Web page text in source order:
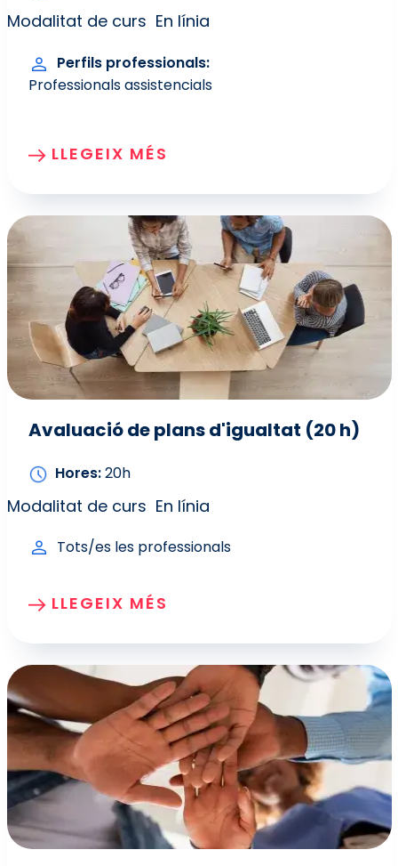
Modalitat de curs En línia
Perfils professionals
Professionals assistencials
LLEGEIX MÉS
Avaluació de plans d'igualtat (20 h)
Hores 20h
Modalitat de curs En línia
Tots/es les professionals
LLEGEIX MÉS